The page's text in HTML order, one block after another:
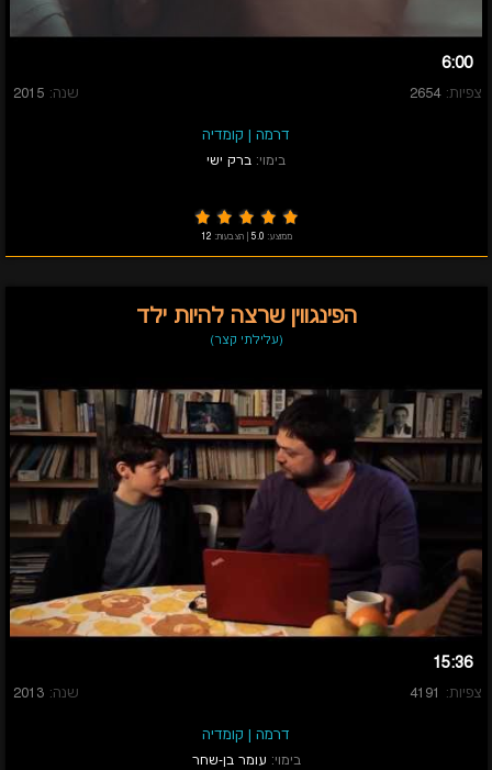
6:00
צפיות: 2654 שנה: 2015
דרמה | קומדיה
בימוי: ברק ישי
ממוצע: 5.0
|הצבעות: 12
הפינגווין שרצה להיות ילד
(עלילתי קצר)
15:36
צפיות: 4191 שנה: 2013
דרמה | קומדיה
בימוי: עומר בן-שחר